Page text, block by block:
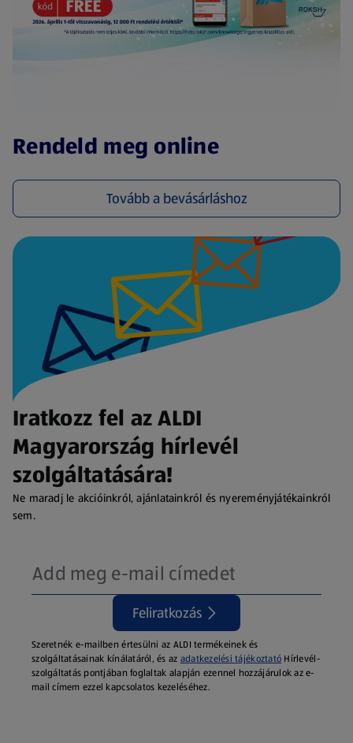
Rendeld meg online
Tovább a bevásárláshoz
(új oldalon nyílik meg)
Iratkozz fel az ALDI
Magyarország hírlevél
szolgáltatására!
Ne maradj le akcióinkról, ajánlatainkról és nyereményjátékainkról
sem.
Feliratkozás
Szeretnék e-mailben értesülni az ALDI termékeinek és
szolgáltatásainak kínálatáról, és az adatkezelési tájékoztató Hírlevél-
szolgáltatás pontjában foglaltak alapján ezennel hozzájárulok az e-
mail címem ezzel kapcsolatos kezeléséhez.